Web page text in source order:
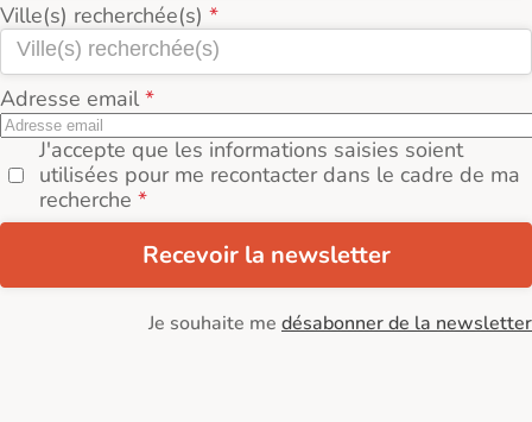
Ville(s) recherchée(s)
Adresse email
J'accepte que les informations saisies soient
utilisées pour me recontacter dans le cadre de ma
recherche
Recevoir la newsletter
Je souhaite me désabonner de la newsletter